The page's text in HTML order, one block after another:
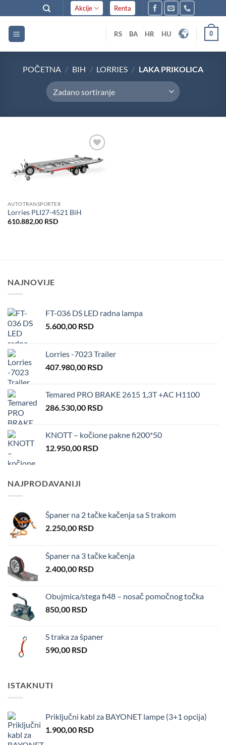
to
content
Akcije Renta
RS BA HR HU 0
POČETNA / BIH / LORRIES / LAKA PRIKOLICA
Dodaj
u listu
AUTOTRANSPORTER
Lorries PLI27-4521 BiH
610.882,00 RSD
NAJNOVIJE
FT-036 DS LED radna lampa
5.600,00 RSD
Lorries -7023 Trailer
407.980,00 RSD
Temared PRO BRAKE 2615 1,3T +AC H1100
286.530,00 RSD
KNOTT – kočione pakne fi200*50
12.950,00 RSD
NAJPRODAVANIJI
Španer na 2 tačke kačenja sa S trakom
2.250,00 RSD
Španer na 3 tačke kačenja
2.400,00 RSD
Obujmica/stega fi48 – nosač pomočnog točka
850,00 RSD
S traka za španer
590,00 RSD
ISTAKNUTI
Priključni kabl za BAYONET lampe (3+1 opcija)
1.900,00 RSD